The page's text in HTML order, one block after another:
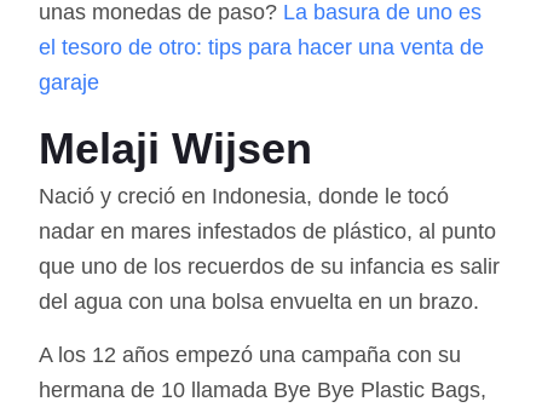
unas monedas de paso? La basura de uno es
el tesoro de otro: tips para hacer una venta de
garaje
Melaji Wijsen
Nació y creció en Indonesia, donde le tocó
nadar en mares infestados de plástico, al punto
que uno de los recuerdos de su infancia es salir
del agua con una bolsa envuelta en un brazo.
A los 12 años empezó una campaña con su
hermana de 10 llamada Bye Bye Plastic Bags,